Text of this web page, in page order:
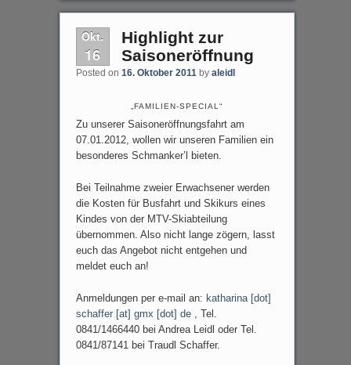
Okt.
16
Highlight zur
Saisoneröffnung
Posted on 16. Oktober 2011 by aleidl
„FAMILIEN-SPECIAL“
Zu unserer Saisoneröffnungsfahrt am
07.01.2012, wollen wir unseren Familien ein
besonderes Schmanker’l bieten.
Bei Teilnahme zweier Erwachsener werden
die Kosten für Busfahrt und Skikurs eines
Kindes von der MTV-Skiabteilung
übernommen. Also nicht lange zögern, lasst
euch das Angebot nicht entgehen und
meldet euch an!
Anmeldungen per e-mail an: katharina [dot]
schaffer [at] gmx [dot] de, Tel.
0841/1466440 bei Andrea Leidl oder Tel.
0841/87141 bei Traudl Schaffer.